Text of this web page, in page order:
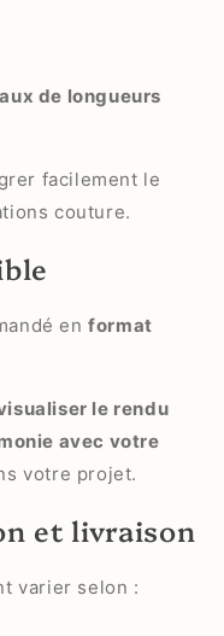
de longueurs
facilement le
couture.
enformat
le rendu
avec votre
votre projet.
et livraison
varier selon :